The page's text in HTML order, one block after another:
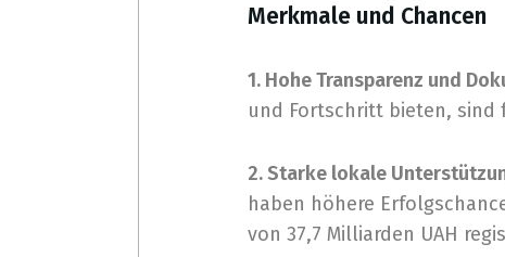
Merkmale und Chancen
1. Hohe Transparenz und
und Fortschritt bieten,
2. Starke lokale
haben höhere
von 37,7 Milliarden UAH